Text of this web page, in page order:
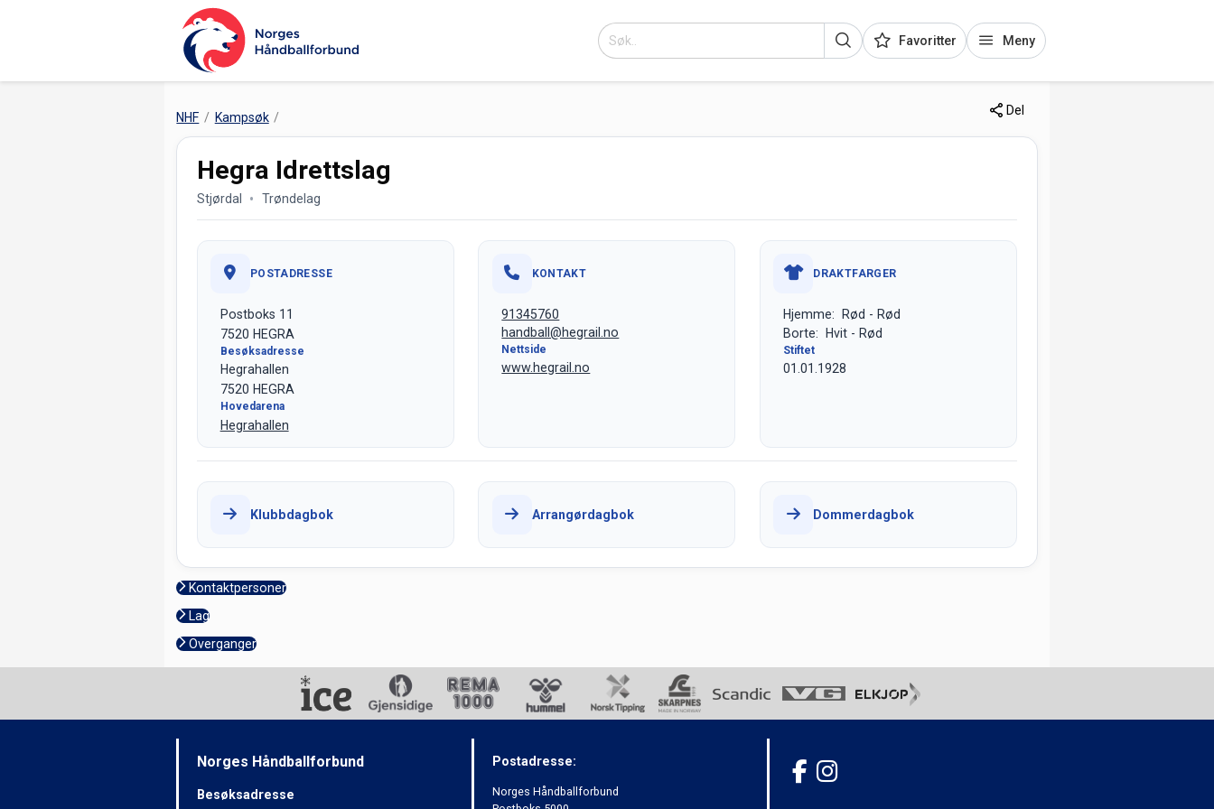
Favoritter Meny
NHF Kampsøk Del
Hegra Idrettslag
Stjørdal Trøndelag
POSTADRESSE
Postboks 11
7520 HEGRA
Besøksadresse
Hegrahallen
7520 HEGRA
Hovedarena
Hegrahallen
KONTAKT
91345760
handball@hegrail.no
Nettside
www.hegrail.no
DRAKTFARGER
Hjemme: Rød - Rød
Borte: Hvit - Rød
Stiftet
01.01.1928
Klubbdagbok Arrangørdagbok Dommerdagbok
Kontaktpersoner
Lag
Overganger
Norges Håndballforbund
Besøksadresse
Postadresse:
Norges Håndballforbund